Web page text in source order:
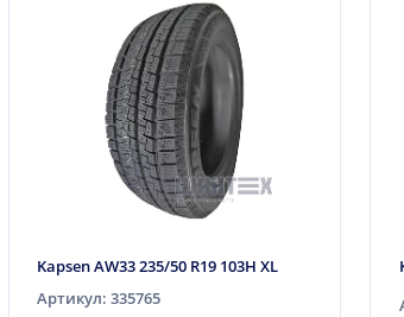
Kapsen AW33 235/50 R19 103H XL
Артикул: 335765